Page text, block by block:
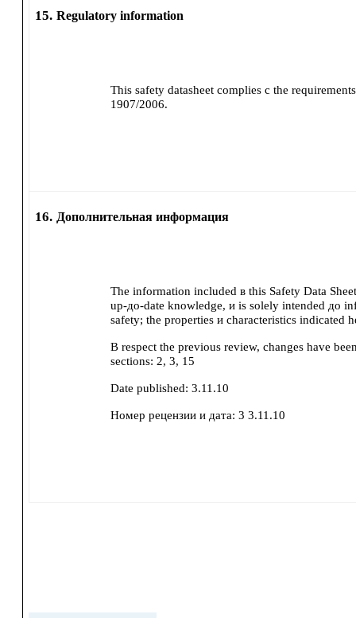
15. Regulatory information
This safety datasheet complies с the
1907/2006.
16. Дополнительная информация
The information included в this Safety Data
up-до-date knowledge, и is solely intended до
safety; the properties и characteristics indicated
В respect the previous review, changes have
sections: 2, 3, 15
Date published: 3.11.10
Номер рецензии и дата: 3 3.11.10